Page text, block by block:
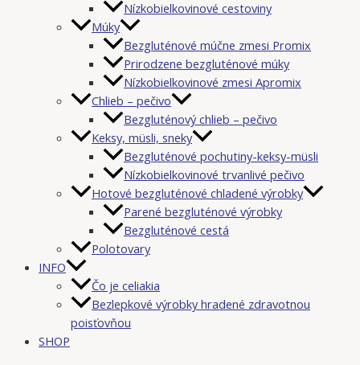
Nízkobielkovinové cestoviny
Múky
Bezgluténové múčne zmesi Promix
Prirodzene bezgluténové múky
Nízkobielkovinové zmesi Apromix
Chlieb – pečivo
Bezgluténový chlieb – pečivo
Keksy, müsli, sneky
Bezgluténové pochutiny-keksy-müsli
Nízkobielkovinové trvanlivé pečivo
Hotové bezgluténové chladené výrobky
Parené bezgluténové výrobky
Bezgluténové cestá
Polotovary
INFO
Čo je celiakia
Bezlepkové výrobky hradené zdravotnou
poisťovňou
SHOP